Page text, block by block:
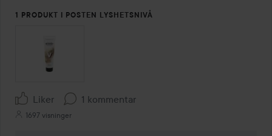
1 PRODUKT I POSTEN LYSHETSNIVÅ
Liker 1 kommentar
1697 visninger